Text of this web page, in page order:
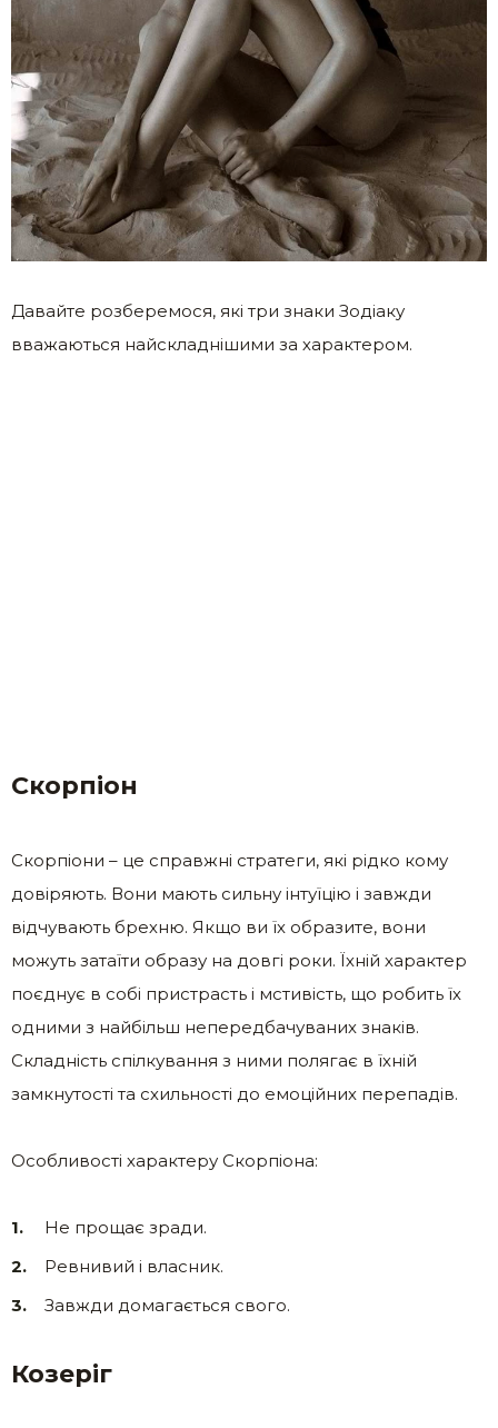
Давайте розберемося, які три знаки Зодіаку
вважаються найскладнішими за характером.
Скорпіон
Скорпіони – це справжні стратеги, які рідко кому
довіряють. Вони мають сильну інтуїцію і завжди
відчувають брехню. Якщо ви їх образите, вони
можуть затаїти образу на довгі роки. Їхній характер
поєднує в собі пристрасть і мстивість, що робить їх
одними з найбільш непередбачуваних знаків.
Складність спілкування з ними полягає в їхній
замкнутості та схильності до емоційних перепадів.
Особливості характеру Скорпіона:
Не прощає зради.
Ревнивий і власник.
Завжди домагається свого.
Козеріг